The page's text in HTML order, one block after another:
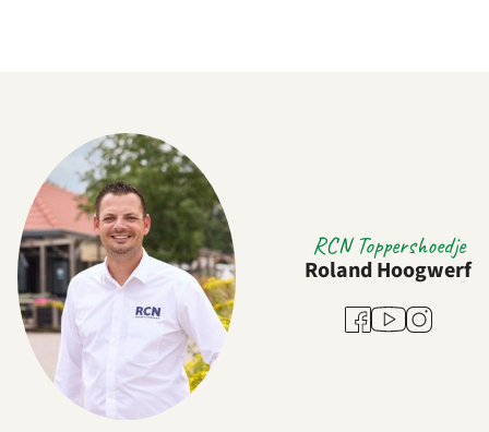
RCN Toppershoedje
Roland Hoogwerf
Facebook
YoutubeInstagram